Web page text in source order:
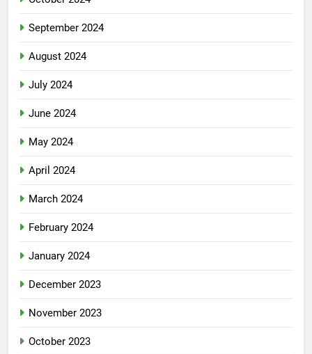
September 2024
August 2024
July 2024
June 2024
May 2024
April 2024
March 2024
February 2024
January 2024
December 2023
November 2023
October 2023